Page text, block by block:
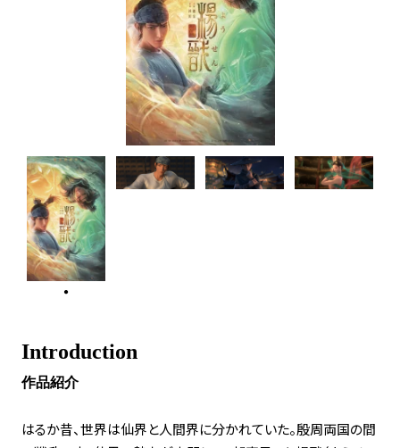
Introduction
作品紹介
はるか昔、世界は仙界と人間界に分かれていた。殷周両国の間